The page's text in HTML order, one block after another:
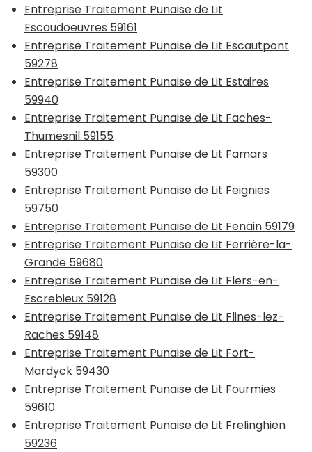
Entreprise Traitement Punaise de Lit
Escaudoeuvres 59161
Entreprise Traitement Punaise de Lit Escautpont
59278
Entreprise Traitement Punaise de Lit Estaires
59940
Entreprise Traitement Punaise de Lit Faches-
Thumesnil 59155
Entreprise Traitement Punaise de Lit Famars
59300
Entreprise Traitement Punaise de Lit Feignies
59750
Entreprise Traitement Punaise de Lit Fenain 59179
Entreprise Traitement Punaise de Lit Ferrière-la-
Grande 59680
Entreprise Traitement Punaise de Lit Flers-en-
Escrebieux 59128
Entreprise Traitement Punaise de Lit Flines-lez-
Raches 59148
Entreprise Traitement Punaise de Lit Fort-
Mardyck 59430
Entreprise Traitement Punaise de Lit Fourmies
59610
Entreprise Traitement Punaise de Lit Frelinghien
59236